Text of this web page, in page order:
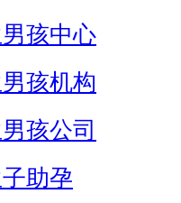
孩中心
孩机构
孩公司
助孕